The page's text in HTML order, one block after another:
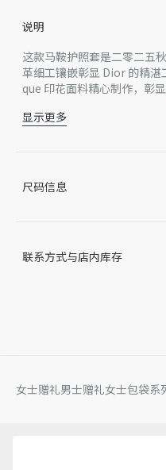
说明
这款马鞍护照套是二零二五
革细工镶嵌彰显 Dior 的精
que 印花面料精心制作，彰
旅行的理想良伴，平时亦可
面料：牛皮革，织物
5 个卡槽
登机牌隔层
意大利或西班牙制造 *该
显示更多
尺码信息
联系方式与店内库存
女士赠礼男士赠礼女士包袋系